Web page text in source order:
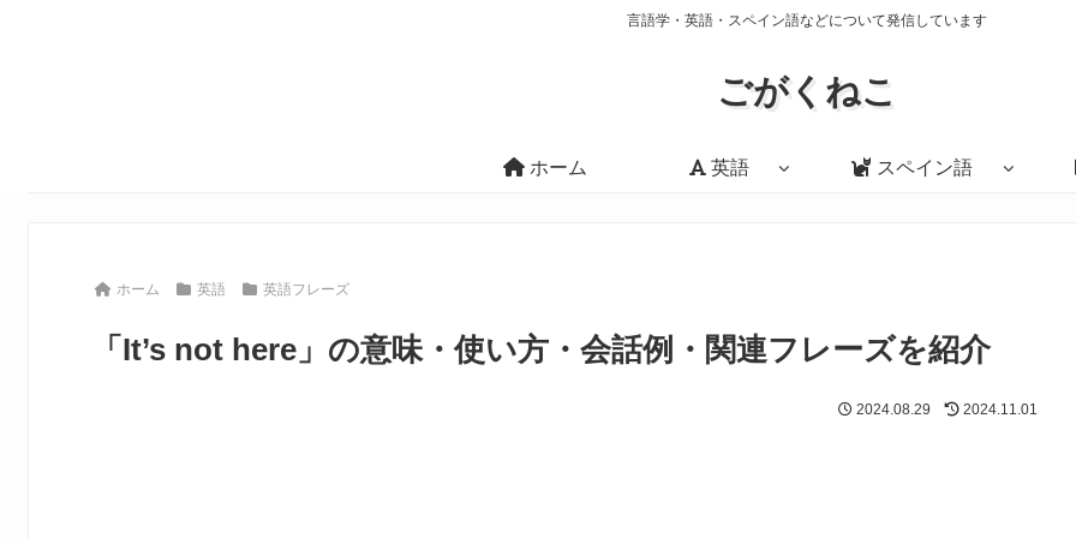
言語学・英語・スペイン語などについて発信しています
ごがくねこ
ホーム 英語 スペイン語
ホーム 英語 英語フレーズ
「It’s not here」の意味・使い方・会話例・関連フレーズを紹介
2024.08.29 2024.11.01